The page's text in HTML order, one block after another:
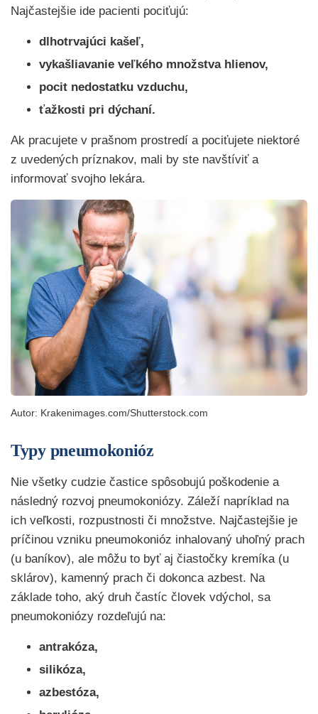
Najčastejšie ide pacienti pociťujú:
dlhotrvajúci kašeľ,
vykašliavanie veľkého množstva hlienov,
pocit nedostatku vzduchu,
ťažkosti pri dýchaní.
Ak pracujete v prašnom prostredí a pociťujete niektoré
z uvedených príznakov, mali by ste navštíviť a
informovať svojho lekára.
Autor: Krakenimages.com/Shutterstock.com
Typy pneumokonióz
Nie všetky cudzie častice spôsobujú poškodenie a
následný rozvoj pneumokoniózy. Záleží napríklad na
ich veľkosti, rozpustnosti či množstve. Najčastejšie je
príčinou vzniku pneumokonióz inhalovaný uhoľný prach
(u baníkov), ale môžu to byť aj čiastočky kremíka (u
sklárov), kamenný prach či dokonca azbest. Na
základe toho, aký druh častíc človek vdýchol, sa
pneumokoniózy rozdeľujú na:
antrakóza,
silikóza,
azbestóza,